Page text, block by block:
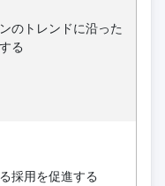
のトレンドに沿った
る
採用を促進する